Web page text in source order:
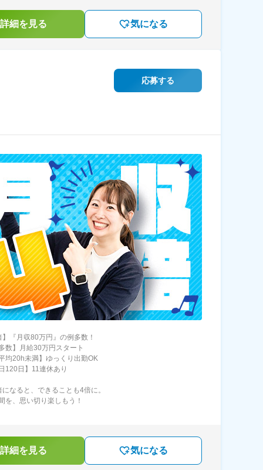
細を見る 気になる
応募する
『月収80万円』の例多数！
数】月給30万円スタート
均20h未満】ゆっくり出勤OK
120日】11連休あり
なると、できることも4倍に。
を、思い切り楽しもう！
細を見る 気になる